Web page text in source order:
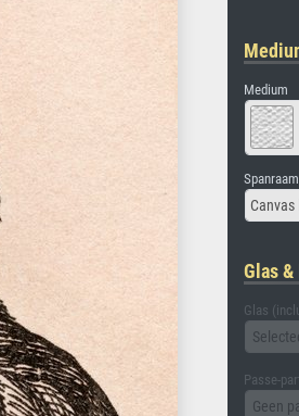
Medium
Spanraam
Glas
Glas
Passe-
Geen